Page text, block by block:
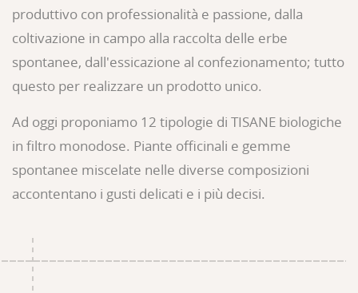
produttivo con professionalità e passione, dalla
coltivazione in campo alla raccolta delle erbe
spontanee, dall'essicazione al confezionamento; tutto
questo per realizzare un prodotto unico.
Ad oggi proponiamo 12 tipologie di TISANE biologiche
in filtro monodose. Piante officinali e gemme
spontanee miscelate nelle diverse composizioni
accontentano i gusti delicati e i più decisi.